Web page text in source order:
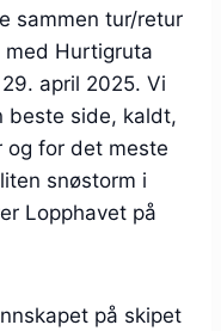
sammen tur/retur
med Hurtigruta
april 2025. Vi
beste side, kaldt,
og for det meste
snøstorm i
Lopphavet på
på skipet